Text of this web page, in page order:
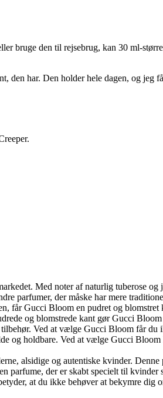
bruge den til rejsebrug, kan 30 ml-
den har. Den holder hele dagen, og jeg
Med noter af naturlig tuberose
parfumer, der måske har mere
får Gucci Bloom en pudret og
og blomstrede kant gør Gucci
Ved at vælge Gucci Bloom får du
og holdbare. Ved at vælge Gucci
alsidige og autentiske kvinder.
parfume, der er skabt specielt til kvinder
at du ikke behøver at bekymre dig